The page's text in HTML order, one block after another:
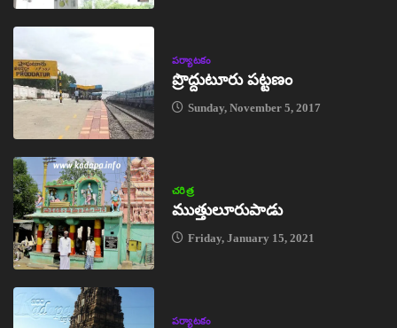
పర్యాటకం
ప్రొద్దుటూరు పట్టణం
Sunday, November 5, 2017
చరిత్ర
ముత్తులూరుపాడు
Friday, January 15, 2021
పర్యాటకం